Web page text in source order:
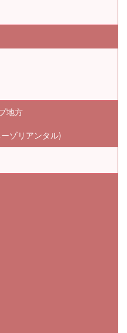
地方
ゾリアンタル)